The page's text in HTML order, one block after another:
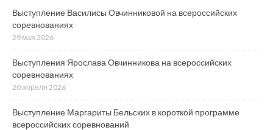
Выступление Василисы Овчинниковой на всероссийских
соревнованиях
29 мая 2026
Выступления Ярослава Овчинникова на всероссийских
соревнованиях
20 апреля 2026
Выступление Маргариты Бельских в короткой программе
всероссийских соревнований